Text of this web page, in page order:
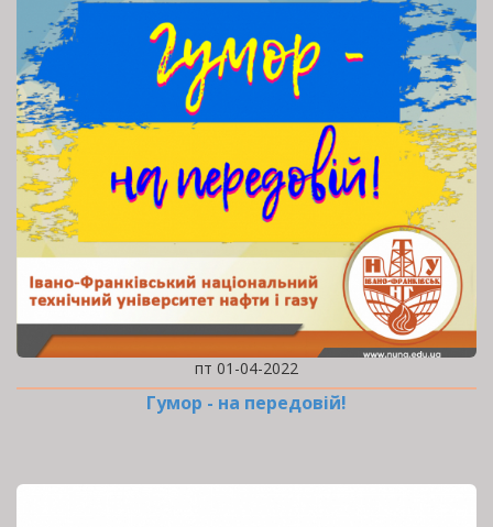
пт 01-04-2022
Гумор - на передовій!